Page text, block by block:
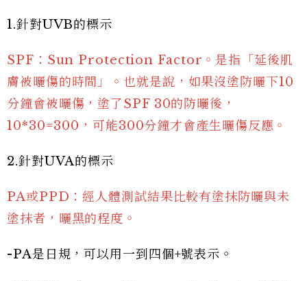
1.針對UVB的標示
SPF：Sun Protection Factor。是指「延後肌
膚被曬傷的時間」。也就是說，如果沒塗防曬下10
分鐘會被曬傷，塗了SPF 30的防曬後，
10*30=300，可能300分鐘才會產生曬傷反應。
2.針對UVA的標示
PA或PPD：經人體測試結果比較有塗抹防曬與未
塗抹者，曬黑的程度。
-PA是日規，可以用一到四個+號表示。